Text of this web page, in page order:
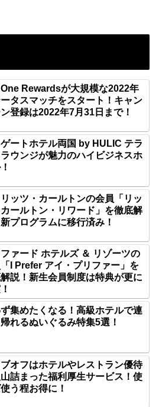
One Rewardsが大規模な2022年
タスマッチをスタート！キャン
登録は2022年7月31日まで！
ートホテル両国 by HULIC テラ
ウンジが魅力のハイビジネスホ
ッツ・カールトンの会員「リッ
ールトン・リワード」を徹底解
プログラムに移行済み！
ァード ホテルズ ＆ リゾーツの
I Prefer アイ・プリファー」を
説！新生会員制度は特典が更に
集めたくなる！高級ホテルで連
れるぬいぐるみ特集5選！
オフはホテルやレストラン優待
詰まった福利厚生サービス！使
う程お得に！